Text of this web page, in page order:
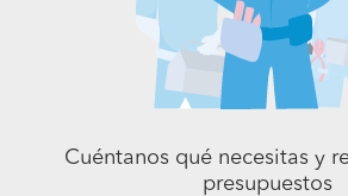
Cuéntanos qué necesitas y
presupuestos